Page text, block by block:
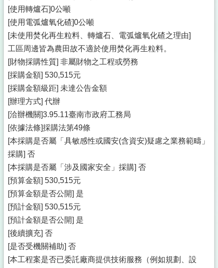
[使用轉爐石]0公噸
[使用電弧爐氧化碴]0公噸
[未使用焚化再生粒料、轉爐石、電弧爐氧化碴之理由]
工區周邊皆為農田故不適於使用焚化再生粒料。
[財物採購性質] 非屬財物之工程或勞務
[採購金額] 530,515元
[採購金額級距] 未達公告金額
[辦理方式] 代辦
[洽辦機關]3.95.11臺南市政府工務局
[依據法條]採購法第49條
[本採購是否屬「具敏感性或國安(含資安)疑慮之業務範疇」
採購] 否
[本採購是否屬「涉及國家安全」採購] 否
[預算金額] 530,515元
[預算金額是否公開] 是
[預計金額] 530,515元
[預計金額是否公開] 是
[後續擴充] 否
[是否受機關補助] 否
[本工程案是否已委託廠商提供技術服務（例如規劃、設